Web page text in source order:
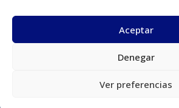
Aceptar
Denegar
Ver preferencias
i
n
© Todos los derechos
Desarrollado por